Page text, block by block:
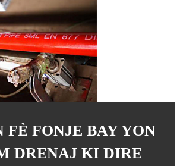
FÈ FONJE BAY YON
DRENAJ KI DIRE